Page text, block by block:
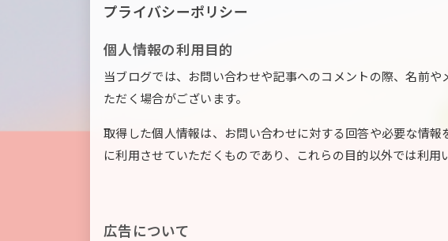
プライバシーポリシー
個人情報の利用目的
当ブログでは、お問い合わせや記事へのコメントの際、名前
ただく場合がございます。
取得した個人情報は、お問い合わせに対する回答や必要な情
に利用させていただくものであり、これらの目的以外では利用
広告について